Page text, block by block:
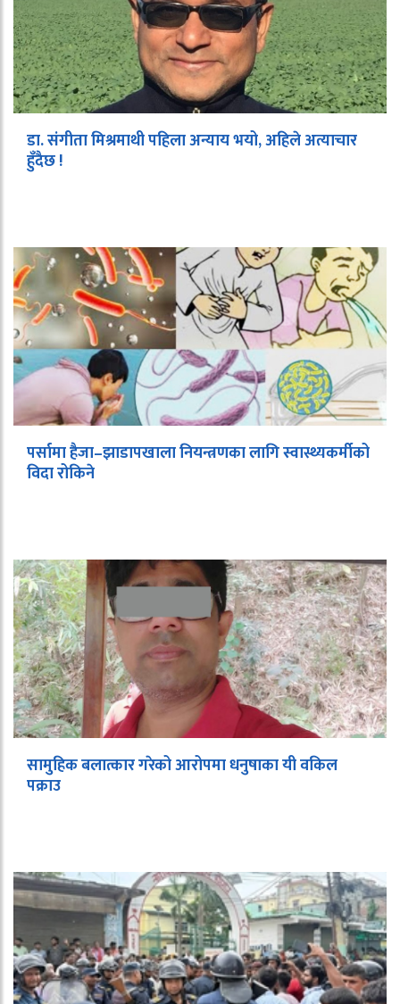
डा. संगीता मिश्रमाथी पहिला अन्याय भयो, अहिले अत्याचार
हुँदैछ !
पर्सामा हैजा–झाडापखाला नियन्त्रणका लागि स्वास्थ्यकर्मीको
विदा रोकिने
सामुहिक बलात्कार गरेको आरोपमा धनुषाका यी वकिल
पक्राउ